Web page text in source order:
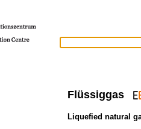
Flüssiggas
Liquefied natural